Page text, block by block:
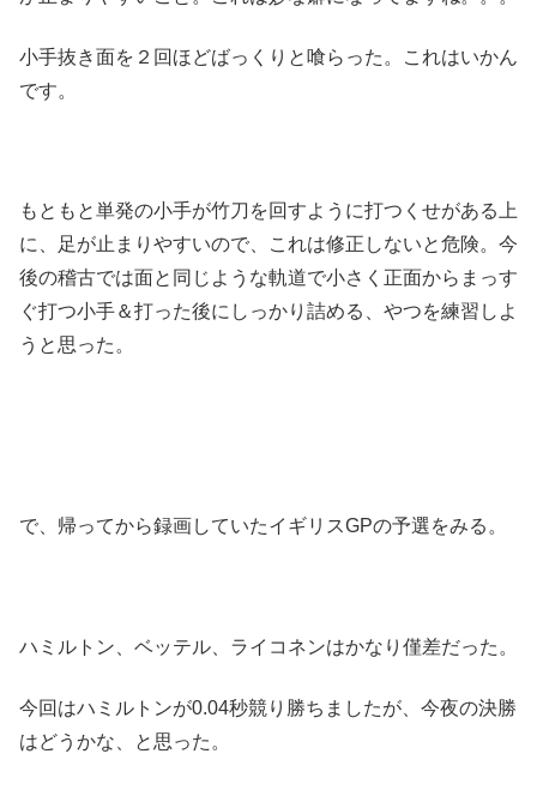
小手抜き面を２回ほどばっくりと喰らった。これはいかん
です。
もともと単発の小手が竹刀を回すように打つくせがある上
に、足が止まりやすいので、これは修正しないと危険。今
後の稽古では面と同じような軌道で小さく正面からまっす
ぐ打つ小手＆打った後にしっかり詰める、やつを練習しよ
うと思った。
で、帰ってから録画していたイギリスGPの予選をみる。
ハミルトン、ベッテル、ライコネンはかなり僅差だった。
今回はハミルトンが0.04秒競り勝ちましたが、今夜の決勝
はどうかな、と思った。